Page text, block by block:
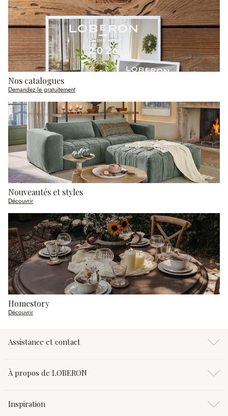
Nos catalogues
Demandez-le gratuitement
Nouveautés et styles
Découvrir
Homestory
Découvrir
Assistance et contact
À propos de LOBERON
Inspiration